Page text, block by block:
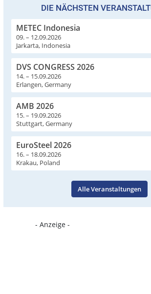
DIE NÄCHSTEN
METEC Indonesia
09. – 12.09.2026
Jarkarta, Indonesia
DVS CONGRESS 2026
14. – 15.09.2026
Erlangen, Germany
AMB 2026
15. – 19.09.2026
Stuttgart, Germany
EuroSteel 2026
16. – 18.09.2026
Krakau, Poland
Alle Veranstaltungen
- Anzeige -